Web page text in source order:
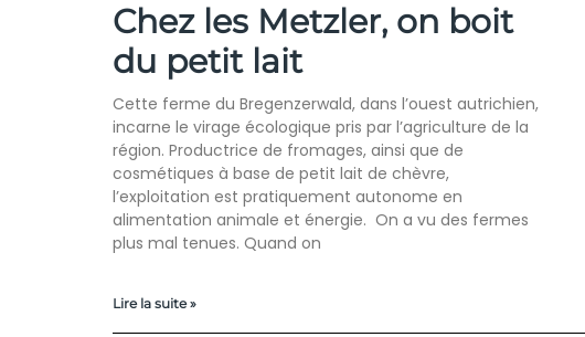
Chez les Metzler, on boit
du petit lait
Cette ferme du Bregenzerwald, dans l’ouest autrichien,
incarne le virage écologique pris par l’agriculture de la
région. Productrice de fromages, ainsi que de
cosmétiques à base de petit lait de chèvre,
l’exploitation est pratiquement autonome en
alimentation animale et énergie. On a vu des fermes
plus mal tenues. Quand on
Lire la suite »